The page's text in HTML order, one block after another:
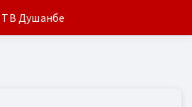
ТВ Душанбе